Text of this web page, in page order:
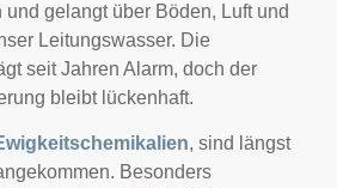
gelangt über Böden, Luft und
Leitungswasser. Die
seit Jahren Alarm, doch der
bleibt lückenhaft.
, sind längst
Besonders